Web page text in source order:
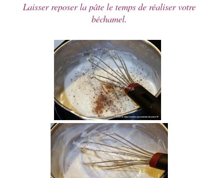
Laisser reposer la pâte le temps de réaliser votre
béchamel.